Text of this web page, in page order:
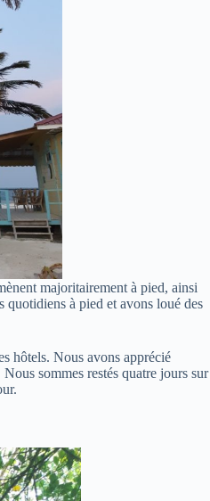
majoritairement à pied, ainsi
quotidiens à pied et avons loué des
hôtels. Nous avons apprécié
sommes restés quatre jours sur